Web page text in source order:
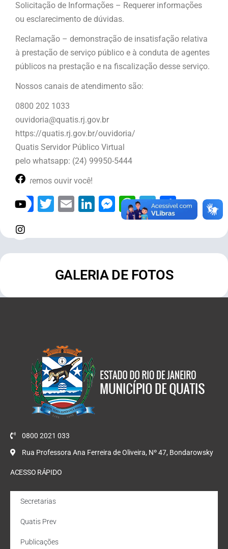
Solicitação de Informações – Requerer informações
ou esclarecimento de dúvidas.
Reclamação – demonstração de insatisfação relativa
à prestação de serviço público e à conduta de agentes
públicos na prestação e na fiscalização desse serviço.
Nossos canais de atendimento são:
0800 202 1033
ouvidoria@quatis.rj.gov.br
https://quatis.rj.gov.br/ouvidoria/
Quatis Servidor Público Virtual
pelo whatsapp: (24) 99950-5444
Queremos ouvir você!
Facebook
Twitter
EmailLinkedIn
Messenger
WhatsApp
Telegram
Share
GALERIA DE FOTOS
0800 2021 033
Rua Professora Ana Ferreira de Oliveira, Nº 47, Bondarowsky
ACESSO RÁPIDO
Secretarias
Quatis Prev
Publicações